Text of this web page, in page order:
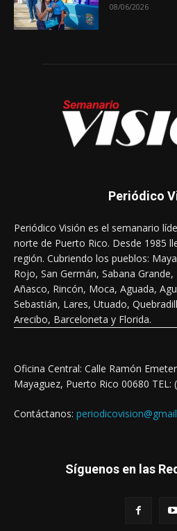
08/06/2026
Periódico
Periódico Visión es el semanario
norte de Puerto Rico. Desde 1985
región. Cubriendo los pueblos:
Rojo, San Germán, Sabana
Añasco, Rincón, Moca, Aguada,
Sebastián, Lares, Utuado,
Arecibo, Barceloneta y Florida.
Oficina Central: Calle Ramón
Mayaguez, Puerto Rico 00680 TEL:
Contáctanos:
Síguenos en las